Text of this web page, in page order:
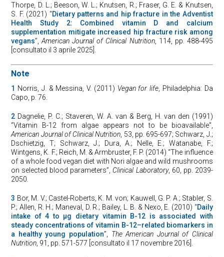
Thorpe, D. L.; Beeson, W. L.; Knutsen, R.; Fraser, G. E. & Knutsen,
S. F. (2021) “Dietary patterns and hip fracture in the Adventist
Health Study 2: Combined vitamin D and calcium
supplementation mitigate increased hip fracture risk among
vegans”,American Journal of Clinical Nutrition, 114, pp. 488-495
[consultato il 3 aprile 2025].
Note
1 Norris, J. & Messina, V. (2011) Vegan for life , Philadelphia: Da
Capo, p. 76.
2 Dagnelie, P. C.; Staveren, W. A. van & Berg, H. van den (1991)
“Vitamin B-12 from algae appears not to be bioavailable”,
American Journal of Clinical Nutrition , 53, pp. 695-697; Schwarz, J.;
Dschietzig, T; Schwarz, J.; Dura, A.; Nelle, E.; Watanabe, F.;
Wintgens, K. F.; Reich, M. & Armbruster, F. P. (2014) “The influence
of a whole food vegan diet with Nori algae and wild mushrooms
on selected blood parameters”, Clinical Laboratory, 60, pp. 2039-
2050.
3 Bor, M. V.; Castel-Roberts, K. M. von; Kauwell, G. P. A.; Stabler, S.
P.; Allen, R. H.; Maneval, D. R.; Bailey, L. B. & Nexo, E. (2010) “Daily
intake of 4 to μg dietary vitamin B-12 is associated with
steady concentrations of vitamin B-12–related biomarkers in
a healthy young population”, The American Journal of Clinical
Nutrition , 91, pp. 571-577 [consultato il 17 novembre 2016].